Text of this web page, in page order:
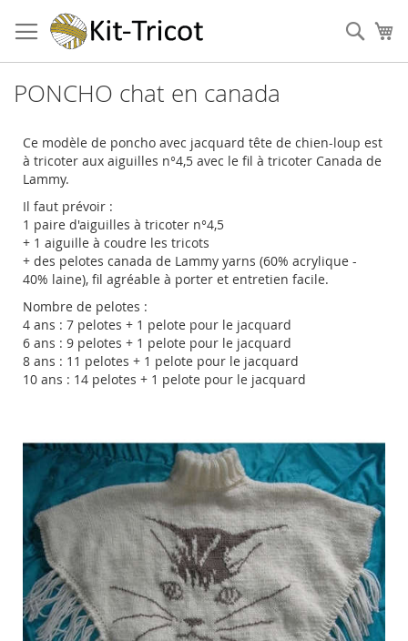
au
contenu
PONCHO chat en canada
Ce modèle de poncho avec jacquard tête de chien-loup est
à tricoter aux aiguilles n°4,5 avec le fil à tricoter Canada de
Lammy.
Il faut prévoir :
1 paire d'aiguilles à tricoter n°4,5
+ 1 aiguille à coudre les tricots
+ des pelotes canada de Lammy yarns (60% acrylique -
40% laine), fil agréable à porter et entretien facile.
Nombre de pelotes :
4 ans : 7 pelotes + 1 pelote pour le jacquard
6 ans : 9 pelotes + 1 pelote pour le jacquard
8 ans : 11 pelotes + 1 pelote pour le jacquard
10 ans : 14 pelotes + 1 pelote pour le jacquard